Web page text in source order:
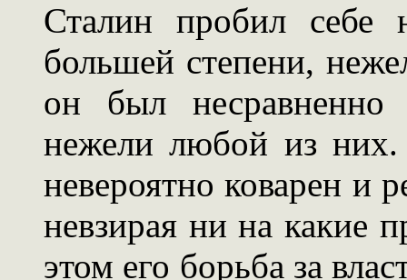
Сталин пробил себе
большей степени,
он был несравненно
нежели любой из
невероятно коварен и
невзирая ни на какие
этом его борьба за